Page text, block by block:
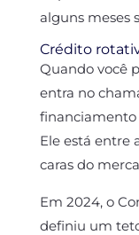
alguns meses
Crédito
Quando você
entra no
financiamento
Ele está entre
caras do
Em 2024, o
definiu um